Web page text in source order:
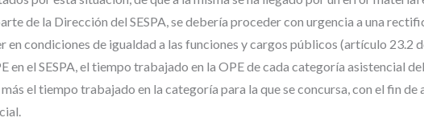
de la Dirección del SESPA, se debería proceder con urgencia a una
condiciones de igualdad a las funciones y cargos públicos (artículo 23.2
en el SESPA, el tiempo trabajado en la OPE de cada categoría asistencial
el tiempo trabajado en la categoría para la que se concursa, con el fin de